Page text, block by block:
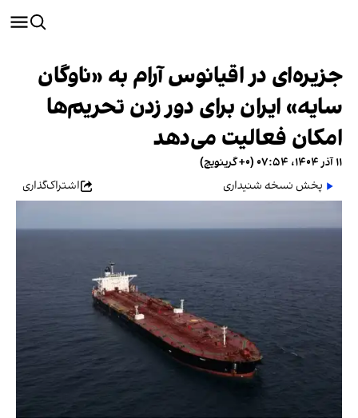
جزیره‌ای در اقیانوس آرام به «ناوگان
سایه» ایران برای دور زدن تحریم‌ها
امکان فعالیت می‌دهد
۱۱ آذر ۱۴۰۴، ۰۷:۵۴ (‎+۰ گرینویچ)
پخش نسخه شنیداری
اشتراک‌گذاری